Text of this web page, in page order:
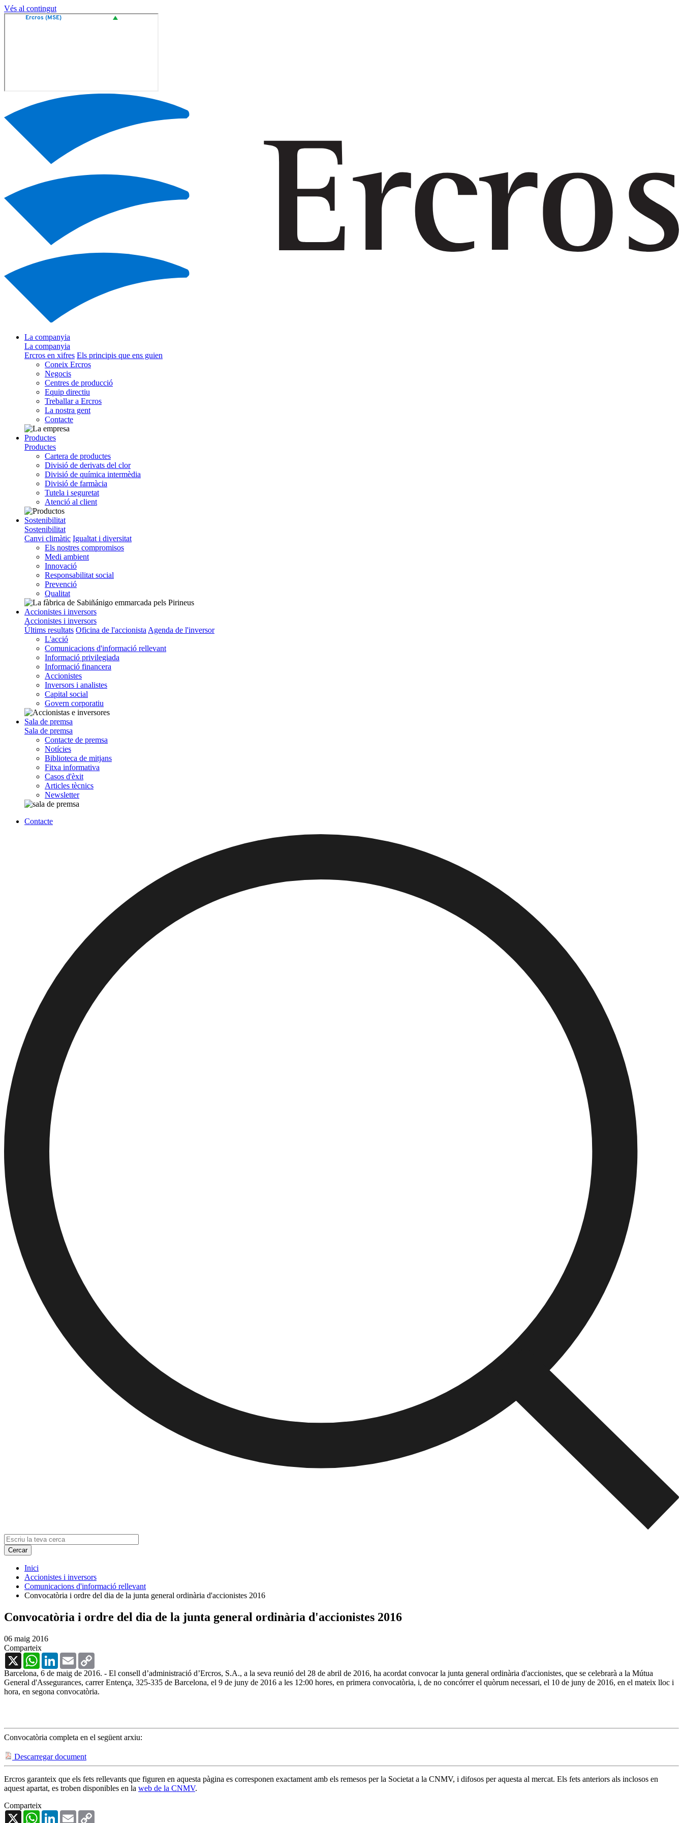
Vés al contingut
La companyia
La companyia
Ercros en xifres Els principis que ens guien
Coneix Ercros
Negocis
Centres de producció
Equip directiu
Treballar a Ercros
La nostra gent
Contacte
Productes
Productes
Cartera de productes
Divisió de derivats del clor
Divisió de química intermèdia
Divisió de farmàcia
Tutela i seguretat
Atenció al client
Sostenibilitat
Sostenibilitat
Canvi climàtic Igualtat i diversitat
Els nostres compromisos
Medi ambient
Innovació
Responsabilitat social
Prevenció
Qualitat
Accionistes i inversors
Accionistes i inversors
Últims resultats Oficina de l'accionista Agenda de l'inversor
L'acció
Comunicacions d'informació rellevant
Informació privilegiada
Informació financera
Accionistes
Inversors i analistes
Capital social
Govern corporatiu
Sala de premsa
Sala de premsa
Contacte de premsa
Notícies
Biblioteca de mitjans
Fitxa informativa
Casos d'èxit
Articles tècnics
Newsletter
Contacte
Inici
Accionistes i inversors
Comunicacions d'informació rellevant
Convocatòria i ordre del dia de la junta general ordinària d'accionistes 2016
Convocatòria i ordre del dia de la junta general ordinària d'accionistes 2016
06 maig 2016
Comparteix
X
WhatsAppLinkedInEmail
Barcelona, 6 de maig de 2016. - El consell d’administració d’Ercros, S.A., a la seva reunió del 28 de abril de 2016, ha acordat convocar la junta general ordinària d'accionistes, que se celebrarà a la Mútua
General d'Assegurances, carrer Entença, 325-335 de Barcelona, el 9 de juny de 2016 a les 12:00 hores, en primera convocatòria, i, de no concórrer el quòrum necessari, el 10 de juny de 2016, en el mateix lloc i
hora, en segona convocatòria.
Convocatòria completa en el següent arxiu:
Descarregar document
Ercros garanteix que els fets rellevants que figuren en aquesta pàgina es corresponen exactament amb els remesos per la Societat a la CNMV, i difosos per aquesta al mercat. Els fets anteriors als inclosos en
aquest apartat, es troben disponibles en la web de la CNMV.
Comparteix
X
WhatsAppLinkedInEmail